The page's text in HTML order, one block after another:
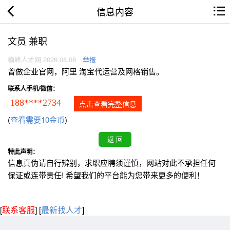
信息内容
文员 兼职
横峰人才网 2026.08.08 举报
曾做企业官网，阿里 淘宝代运营及网格销售。
联系人手机/微信：
188****2734 点击查看完整信息
(查看需要10金币)
特此声明：
信息真伪请自行辨别，求职应聘须谨慎，网站对此不承担任何
保证或连带责任! 希望我们的平台能为您带来更多的便利！
[联系客服] [最新找人才]